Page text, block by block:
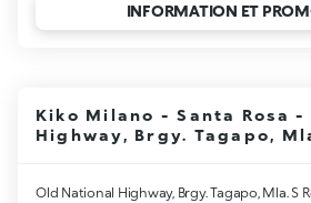
INFORMATION ET
Kiko Milano - Santa Rosa
Highway, Brgy. Tagapo,
Old National Highway, Brgy. Tagapo, Mla. S